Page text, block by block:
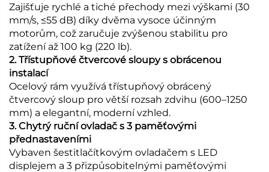
Zajišťuje rychlé a tiché přechody mezi výškami (30
mm/s, ≤55 dB) díky dvěma vysoce účinným
motorům, což zaručuje zvýšenou stabilitu pro
zatížení až 100 kg (220 lb).
2. Třístupňové čtvercové sloupy s obrácenou
instalací
Ocelový rám využívá třístupňový obrácený
čtvercový sloup pro větší rozsah zdvihu (600–1250
mm) a elegantní, moderní vzhled.
3. Chytrý ruční ovladač s 3 paměťovými
přednastaveními
Vybaven šestitlačítkovým ovladačem s LED
displejem a 3 přizpůsobitelnými paměťovými